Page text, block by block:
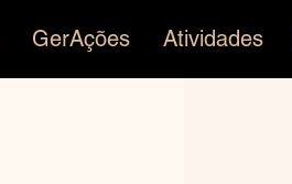
GerAções Atividades